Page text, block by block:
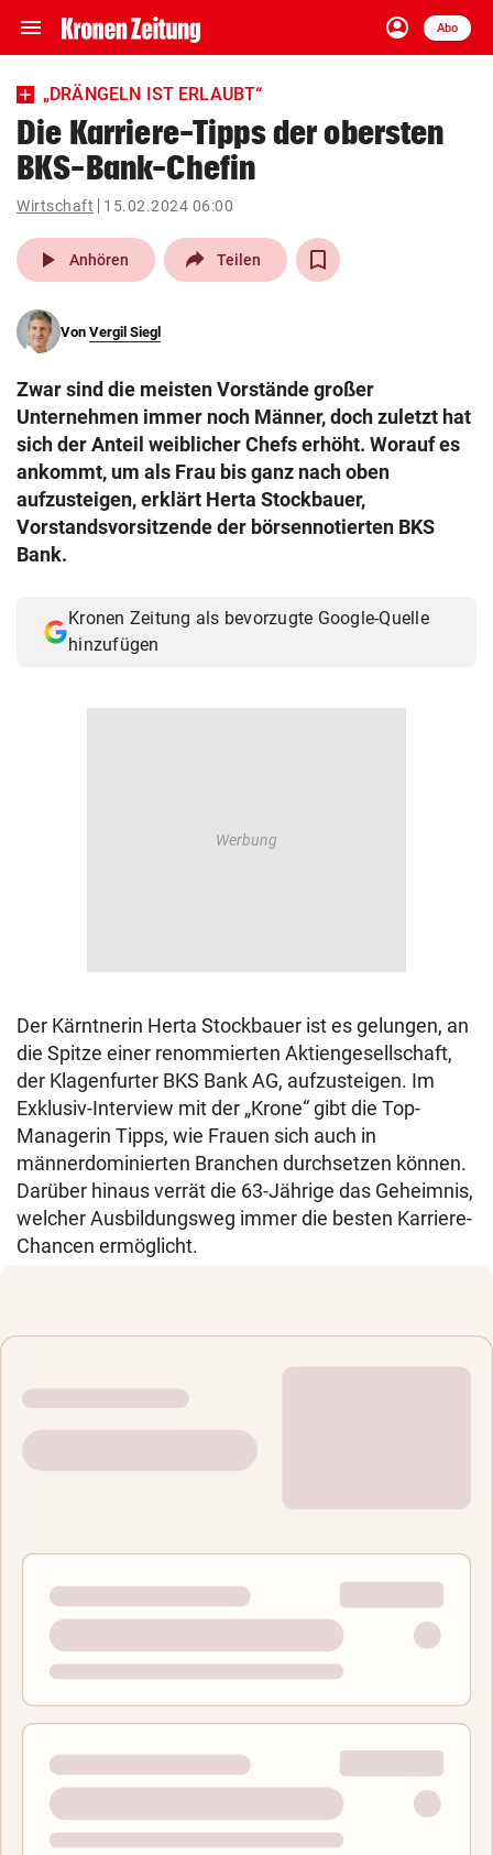
menu Navigation
ein-/ausklappen
account_circle
Anmelden
Abo
close Schließen
account_circle Anmelden
pin_drop
Wien arrow_right
search
eingeben
© Krone Multimedia GmbH & Co KG 2026
Muthgasse 2, 1190 Wien
„DRÄNGELN IST ERLAUBT“
Die Karriere-Tipps der obersten
BKS-Bank-Chefin
Wirtschaft 15.02.2024 06:00
play_arrow Anhören Teilen
Von Vergil Siegl
Zwar sind die meisten Vorstände großer
Unternehmen immer noch Männer, doch zuletzt hat
sich der Anteil weiblicher Chefs erhöht. Worauf es
ankommt, um als Frau bis ganz nach oben
aufzusteigen, erklärt Herta Stockbauer,
Vorstandsvorsitzende der börsennotierten BKS
Bank.
Kronen Zeitung als bevorzugte Google-Quelle
hinzufügen
Der Kärntnerin Herta Stockbauer ist es gelungen, an
die Spitze einer renommierten Aktiengesellschaft,
der Klagenfurter BKS Bank AG, aufzusteigen. Im
Exklusiv-Interview mit der „Krone“ gibt die Top-
Managerin Tipps, wie Frauen sich auch in
männerdominierten Branchen durchsetzen können.
Darüber hinaus verrät die 63-Jährige das Geheimnis,
welcher Ausbildungsweg immer die besten Karriere-
Chancen ermöglicht.